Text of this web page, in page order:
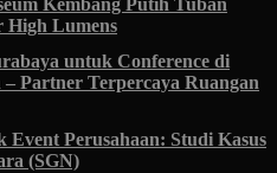
Kembang Putih Tuban
High Lumens
untuk Conference di
Partner Terpercaya Ruangan
Perusahaan: Studi Kasus
(SGN)